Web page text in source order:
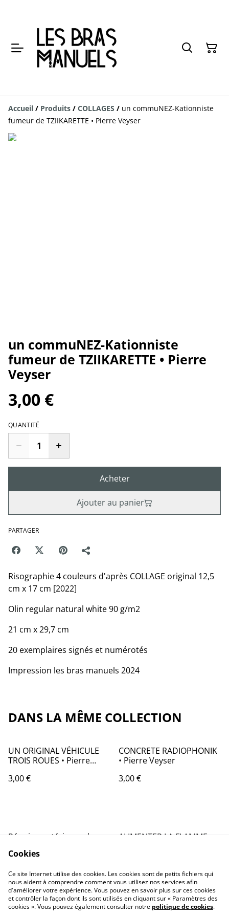
Accueil / Produits / COLLAGES / un commuNEZ-Kationniste
fumeur de TZIIKARETTE • Pierre Veyser
un commuNEZ-Kationniste
fumeur de TZIIKARETTE • Pierre
Veyser
3,00 €
QUANTITÉ
Acheter
Ajouter au panier
PARTAGER
Risographie 4 couleurs d'après COLLAGE original 12,5
cm x 17 cm [2022]
Olin regular natural white 90 g/m2
21 cm x 29,7 cm
20 exemplaires signés et numérotés
Impression les bras manuels 2024
DANS LA MÊME COLLECTION
UN ORIGINAL VÉHICULE
TROIS ROUES • Pierre
3,00 €
CONCRETE RADIOPHONIK
• Pierre Veyser
3,00 €
Réunion extérieure de
Kationniste avec
Pierre Veyser
ALIMENTER LA FLAMME
Cookies
Ce site Internet utilise des cookies. Les cookies sont de petits fichiers qui
nous aident à comprendre comment vous utilisez nos services afin
d'améliorer votre expérience. Vous pouvez en savoir plus sur ces cookies
et contrôler la façon dont ils sont utilisés en cliquant sur « Paramètres des
cookies ». Vous pouvez également consulter notre politique de cookies.